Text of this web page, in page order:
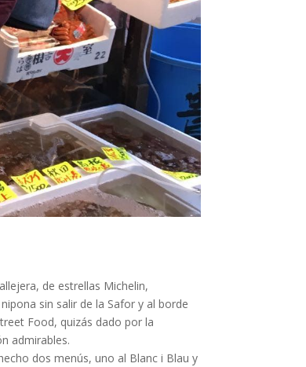
de estrellas Michelin,
sin salir de la Safor y al borde
Food, quizás dado por la
admirables.
dos menús, uno al Blanc i Blau y